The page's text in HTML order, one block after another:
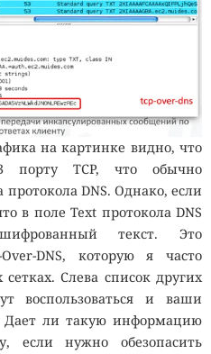
на картинке видно, что
порту TCP, что обычно
протокола DNS. Однако, если
в поле Text протокола DNS
текст. Это
DNS, которую я часто
Слева список других
воспользоваться и ваши
Дает ли такую информацию
если нужно обезопасить